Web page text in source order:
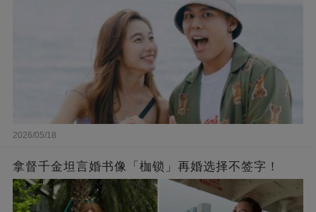
2026/05/18
拿督千金坦言婚书像「枷锁」再婚选择不签字！